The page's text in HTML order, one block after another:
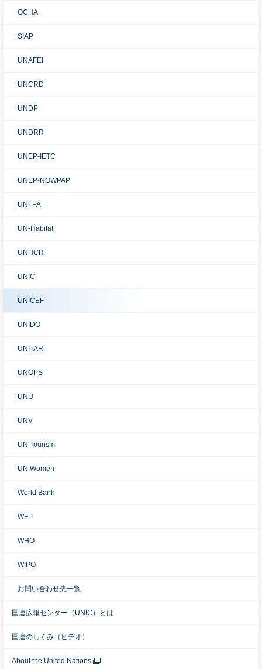
OCHA
SIAP
UNAFEI
UNCRD
UNDP
UNDRR
UNEP-IETC
UNEP-NOWPAP
UNFPA
UN-Habitat
UNHCR
UNIC
UNICEF
UNIDO
UNITAR
UNOPS
UNU
UNV
UN Tourism
UN Women
World Bank
WFP
WHO
WIPO
お問い合わせ先一覧
国連広報センター（UNIC）とは
国連のしくみ（ビデオ）
About the United Nations